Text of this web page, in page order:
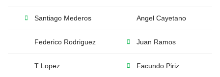
Santiago Mederos Angel Cayetano
Federico Rodriguez Juan Ramos
T Lopez Facundo Piriz